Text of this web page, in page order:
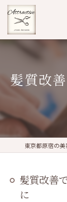
髪質改
髪質改善
に